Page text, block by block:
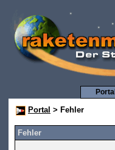
Portal
Portal > Fehler
Fehler